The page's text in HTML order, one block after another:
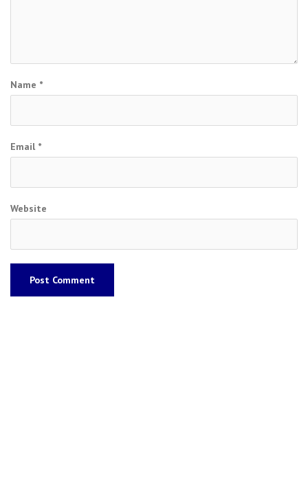
Name *
Email *
Website